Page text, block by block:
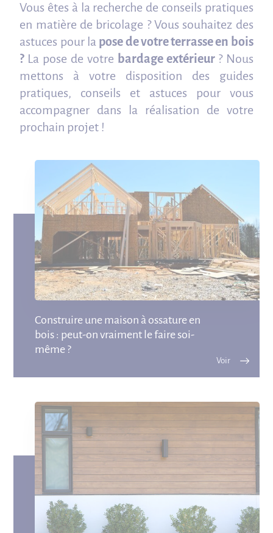
Vous êtes à la recherche de conseils pratiques
en matière de bricolage ? Vous souhaitez des
astuces pour la pose de votre terrasse en bois
?La pose de votre bardage extérieur ? Nous
mettons à votre disposition des guides
pratiques, conseils et astuces pour vous
accompagner dans la réalisation de votre
prochain projet !
Construire une maison à ossature en
bois : peut-on vraiment le faire soi-
même ?